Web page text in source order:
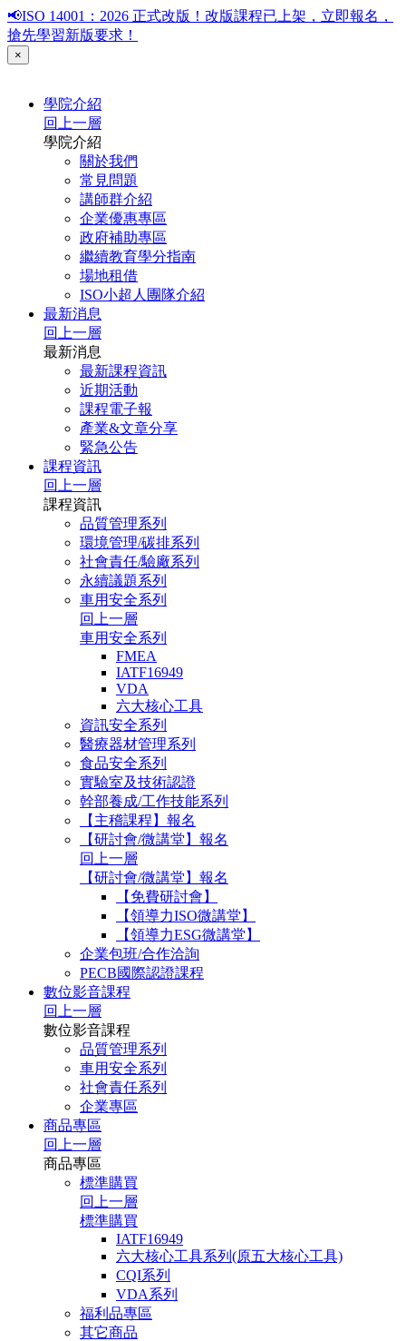
📢ISO 14001：2026 正式改版！改版課程已上架，立即報名，
搶先學習新版要求！
×
學院介紹
回上一層
學院介紹
關於我們
常見問題
講師群介紹
企業優惠專區
政府補助專區
繼續教育學分指南
場地租借
ISO小超人團隊介紹
最新消息
回上一層
最新消息
最新課程資訊
近期活動
課程電子報
產業&文章分享
緊急公告
課程資訊
回上一層
課程資訊
品質管理系列
環境管理/碳排系列
社會責任/驗廠系列
永續議題系列
車用安全系列
回上一層
車用安全系列
FMEA
IATF16949
VDA
六大核心工具
資訊安全系列
醫療器材管理系列
食品安全系列
實驗室及技術認證
幹部養成/工作技能系列
【主稽課程】報名
【研討會/微講堂】報名
回上一層
【研討會/微講堂】報名
【免費研討會】
【領導力ISO微講堂】
【領導力ESG微講堂】
企業包班/合作洽詢
PECB國際認證課程
數位影音課程
回上一層
數位影音課程
品質管理系列
車用安全系列
社會責任系列
企業專區
商品專區
回上一層
商品專區
標準購買
回上一層
標準購買
IATF16949
六大核心工具系列(原五大核心工具)
CQI系列
VDA系列
福利品專區
其它商品